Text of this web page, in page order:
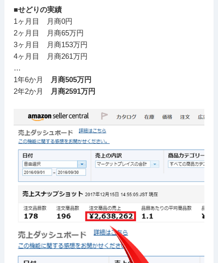
■せどりの実績
1ヶ月目 月商0円
2ヶ月目 月商65万円
3ヶ月目 月商153万円
4ヶ月目 月商261万円
…
1年6か月
月商505万円
2年2か月
月商2591万円